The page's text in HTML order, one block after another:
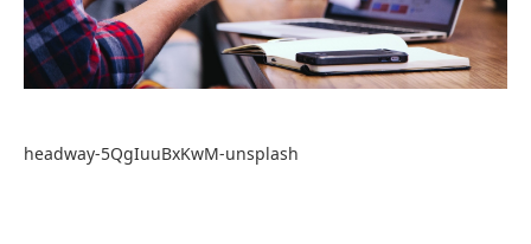
headway-5QgIuuBxKwM-unsplash